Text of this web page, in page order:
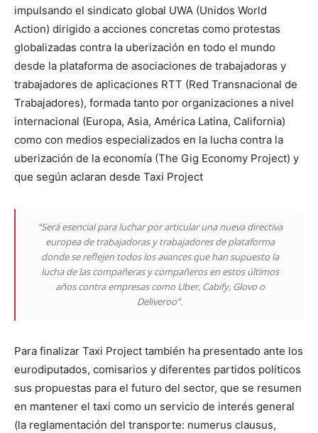
impulsando el sindicato global UWA (Unidos World
Action) dirigido a acciones concretas como protestas
globalizadas contra la uberización en todo el mundo
desde la plataforma de asociaciones de trabajadoras y
trabajadores de aplicaciones RTT (Red Transnacional de
Trabajadores), formada tanto por organizaciones a nivel
internacional (Europa, Asia, América Latina, California)
como con medios especializados en la lucha contra la
uberización de la economía (The Gig Economy Project) y
que según aclaran desde Taxi Project
“Será esencial para luchar por articular una nueva directiva
europea de trabajadoras y trabajadores de plataforma
donde se reflejen todos los avances que han supuesto la
lucha de las compañeras y compañeros en estos últimos
años contra empresas como Uber, Cabify, Glovo o
Deliveroo”.
Para finalizar Taxi Project también ha presentado ante los
eurodiputados, comisarios y diferentes partidos políticos
sus propuestas para el futuro del sector, que se resumen
en mantener el taxi como un servicio de interés general
(la reglamentación del transporte: numerus clausus,